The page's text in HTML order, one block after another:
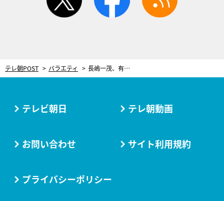
テレ朝POST バラエティ 長嶋一茂、有田哲平と大モメ！「しっかりしろよ」と激怒
テレビ朝日 テレ朝動画
お問い合わせ サイト利用規約
プライバシーポリシー